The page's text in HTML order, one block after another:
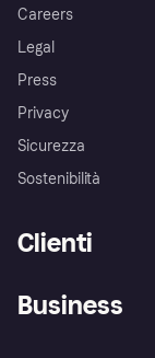
Careers
Legal
Press
Privacy
Sicurezza
Sostenibilità
Clienti
Assistenza
Business